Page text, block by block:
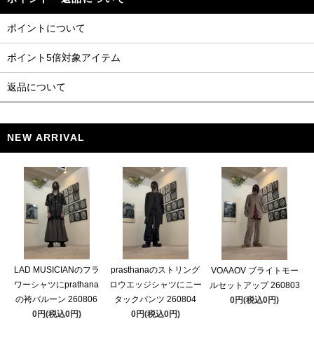
ポイントについて
ポイント5倍対象アイテム
返品について
NEW ARRIVAL
LAD MUSICIANのフラ
ワーシャツにprathana
の袴バルーン 260806
0円(税込0円)
prasthanaのストリング
ロウエッジシャツにニー
タックパンツ 260804
0円(税込0円)
VOAAOV ブライトモー
ルセットアップ 260803
0円(税込0円)